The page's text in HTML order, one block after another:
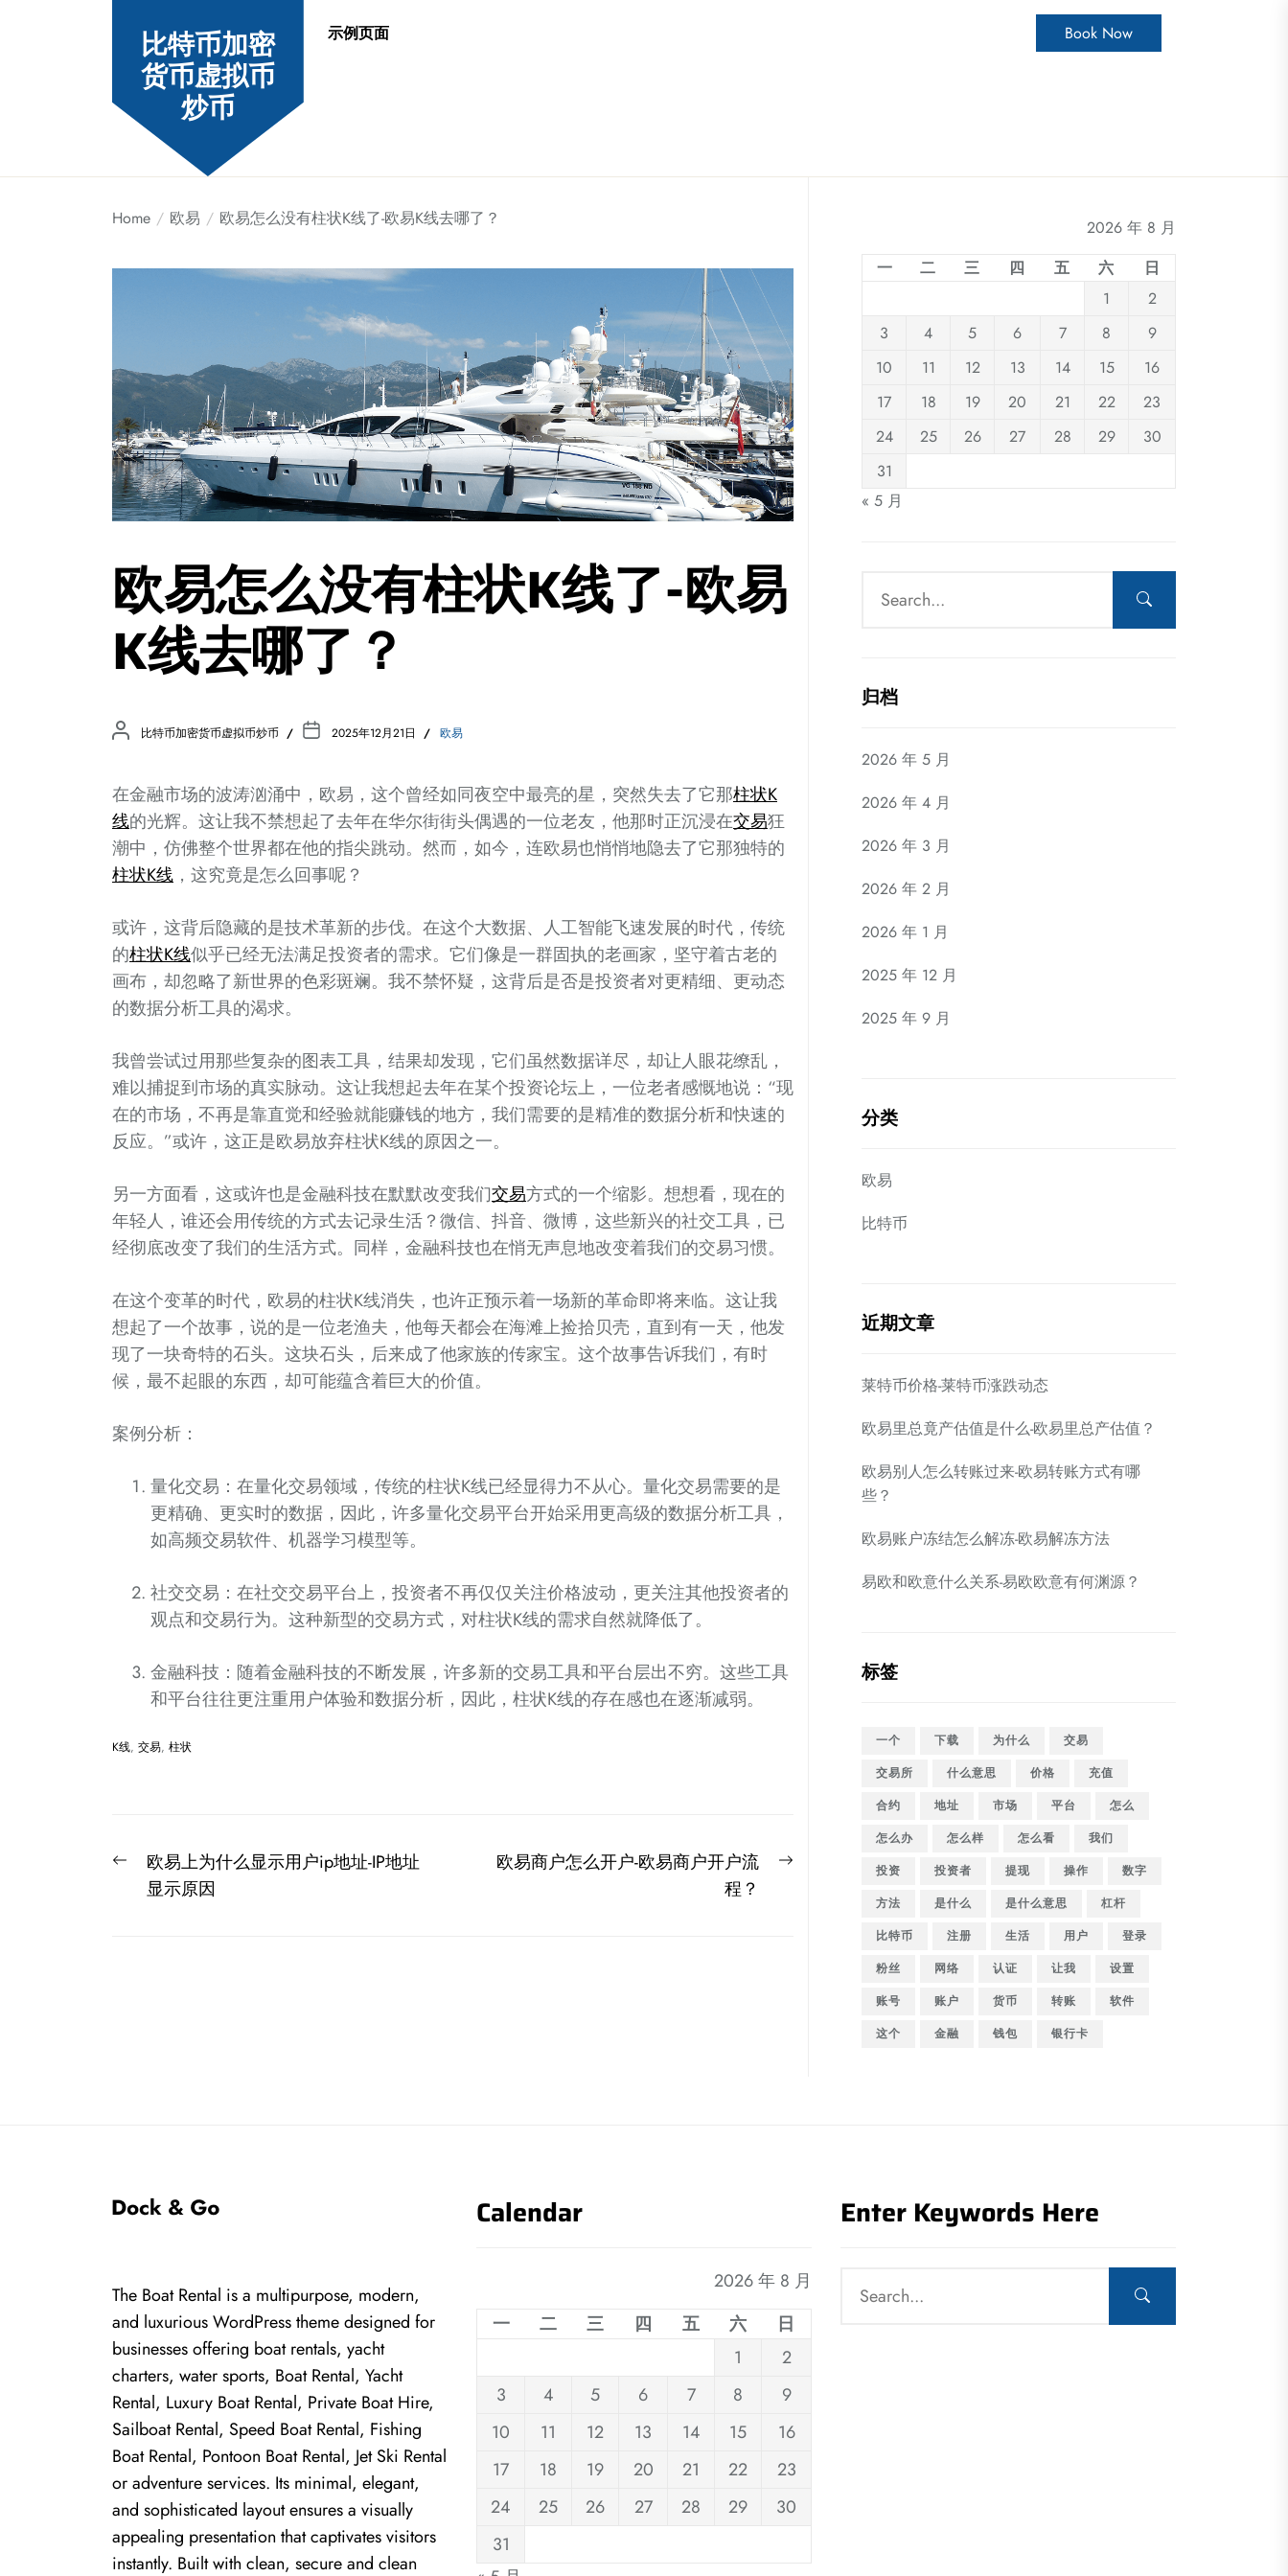
比特币加密
货币虚拟币
炒币
示例页面 Book Now
Home 欧易 欧易怎么没有柱状K线了-欧易K线去哪了？
欧易怎么没有柱状K线了-欧易
K线去哪了？
比特币加密货币虚拟币炒币 2025年12月21日 欧易
在金融市场的波涛汹涌中，欧易，这个曾经如同夜空中最亮的星，突然失去了它那柱状K
线的光辉。这让我不禁想起了去年在华尔街街头偶遇的一位老友，他那时正沉浸在交易狂
潮中，仿佛整个世界都在他的指尖跳动。然而，如今，连欧易也悄悄地隐去了它那独特的
柱状K线 ，这究竟是怎么回事呢？
或许，这背后隐藏的是技术革新的步伐。在这个大数据、人工智能飞速发展的时代，传统
的柱状K线似乎已经无法满足投资者的需求。它们像是一群固执的老画家，坚守着古老的
画布，却忽略了新世界的色彩斑斓。我不禁怀疑，这背后是否是投资者对更精细、更动态
的数据分析工具的渴求。
我曾尝试过用那些复杂的图表工具，结果却发现，它们虽然数据详尽，却让人眼花缭乱，
难以捕捉到市场的真实脉动。这让我想起去年在某个投资论坛上，一位老者感慨地说：“现
在的市场，不再是靠直觉和经验就能赚钱的地方，我们需要的是精准的数据分析和快速的
反应。”或许，这正是欧易放弃柱状K线的原因之一。
另一方面看，这或许也是金融科技在默默改变我们交易方式的一个缩影。想想看，现在的
年轻人，谁还会用传统的方式去记录生活？微信、抖音、微博，这些新兴的社交工具，已
经彻底改变了我们的生活方式。同样，金融科技也在悄无声息地改变着我们的交易习惯。
在这个变革的时代，欧易的柱状K线消失，也许正预示着一场新的革命即将来临。这让我
想起了一个故事，说的是一位老渔夫，他每天都会在海滩上捡拾贝壳，直到有一天，他发
现了一块奇特的石头。这块石头，后来成了他家族的传家宝。这个故事告诉我们，有时
候，最不起眼的东西，却可能蕴含着巨大的价值。
案例分析：
量化交易：在量化交易领域，传统的柱状K线已经显得力不从心。量化交易需要的是
更精确、更实时的数据，因此，许多量化交易平台开始采用更高级的数据分析工具，
如高频交易软件、机器学习模型等。
社交交易：在社交交易平台上，投资者不再仅仅关注价格波动，更关注其他投资者的
观点和交易行为。这种新型的交易方式，对柱状K线的需求自然就降低了。
金融科技：随着金融科技的不断发展，许多新的交易工具和平台层出不穷。这些工具
和平台往往更注重用户体验和数据分析，因此，柱状K线的存在感也在逐渐减弱。
K线, 交易, 柱状
文
Previous欧易上为什么显示用户ip地址-IP地址
显示原因
Next
欧易商户怎么开户-欧易商户开户流
程？
2026 年 8 月
一
二 三 四 五 六
日
1
2
3
4 5 6 7 8
9
10
11 12 13 14 15
16
17
18 19 20 21 22
23
24
25 26 27 28 29
30
31
« 5 月
归档
2026 年 5 月
2026 年 4 月
2026 年 3 月
2026 年 2 月
2026 年 1 月
2025 年 12 月
2025 年 9 月
分类
欧易
比特币
近期文章
莱特币价格-莱特币涨跌动态
欧易里总竟产估值是什么-欧易里总产估值？
欧易别人怎么转账过来-欧易转账方式有哪
些？
欧易账户冻结怎么解冻-欧易解冻方法
易欧和欧意什么关系-易欧欧意有何渊源？
标签
一个 下载 为什么
交易
交易所
什么意思 价格
充值
合约
地址 市场 平台
怎么
怎么办
怎么样 怎么看
我们
投资
投资者 提现 操作
数字
方法
是什么 是什么意思
杠杆
比特币
注册 生活 用户
登录
粉丝
网络 认证 让我
设置
账号
账户 货币 转账
软件
这个
金融 钱包 银行卡
The Boat Rental is a multipurpose, modern,
and luxurious WordPress theme designed for
businesses offering boat rentals, yacht
charters, water sports, Boat Rental, Yacht
Rental, Luxury Boat Rental, Private Boat Hire,
Sailboat Rental, Speed Boat Rental, Fishing
Boat Rental, Pontoon Boat Rental, Jet Ski Rental
or adventure services. Its minimal, elegant,
and sophisticated layout ensures a visually
appealing presentation that captivates visitors
instantly. Built with clean, secure and clean
Calendar
2026 年 8 月
一
二 三 四 五 六
日
1
2
3
4 5 6 7 8
9
10
11 12 13 14 15
16
17
18 19 20 21 22
23
24
25 26 27 28 29
30
31
Enter Keywords Here